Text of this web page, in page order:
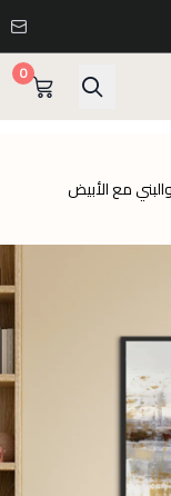
0
مع الأبيض